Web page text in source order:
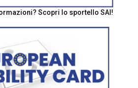
Scopri lo sportello SAI!